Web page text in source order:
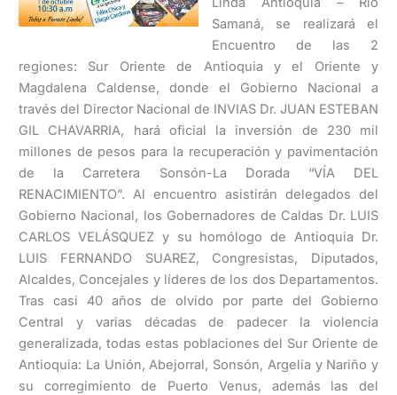
Samaná, se realizará el
Encuentro de las 2
regiones: Sur Oriente de Antioquia y el Oriente y
Magdalena Caldense, donde el Gobierno Nacional a
través del Director Nacional de INVIAS Dr. JUAN ESTEBAN
GIL CHAVARRIA, hará oficial la inversión de 230 mil
millones de pesos para la recuperación y pavimentación
de la Carretera Sonsón-La Dorada “VÍA DEL
RENACIMIENTO”. Al encuentro asistirán delegados del
Gobierno Nacional, los Gobernadores de Caldas Dr. LUIS
CARLOS VELÁSQUEZ y su homólogo de Antioquia Dr.
LUIS FERNANDO SUAREZ, Congresistas, Diputados,
Alcaldes, Concejales y líderes de los dos Departamentos.
Tras casi 40 años de olvido por parte del Gobierno
Central y varias décadas de padecer la violencia
generalizada, todas estas poblaciones del Sur Oriente de
Antioquia: La Unión, Abejorral, Sonsón, Argelia y Nariño y
su corregimiento de Puerto Venus, además las del